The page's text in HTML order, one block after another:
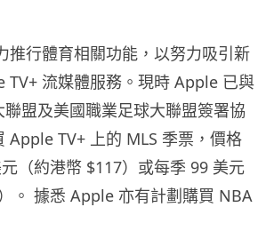
推行體育相關功能，以努力吸引新
TV+ 流媒體服務。現時 Apple 已與
盟及美國職業足球大聯盟簽署協
Apple TV+ 上的 MLS 季票，價格
（約港幣 $117）或每季 99 美元
）。 據悉 Apple 亦有計劃購買 NBA